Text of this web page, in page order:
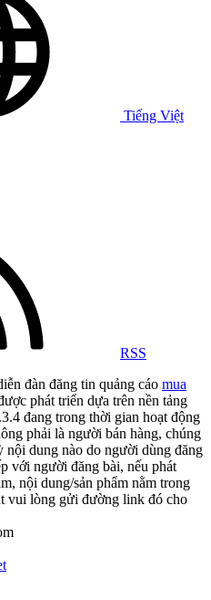
Tiếng Việt
RSS
đàn đăng tin quảng cáo mua
phát triển dựa trên nền tảng
đang trong thời gian hoạt động
phải là người bán hàng, chúng
dung nào do người dùng đăng
với người đăng bài, nếu phát
nội dung/sản phẩm nằm trong
vui lòng gửi đường link đó cho